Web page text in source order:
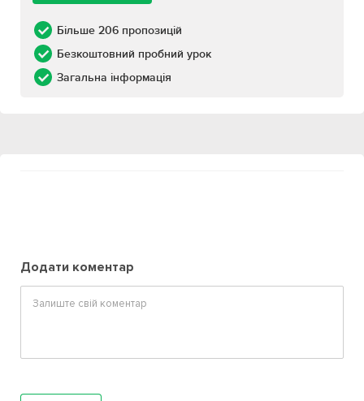
Більше 206 пропозицій
Безкоштовний пробний урок
Загальна інформація
Додати коментар